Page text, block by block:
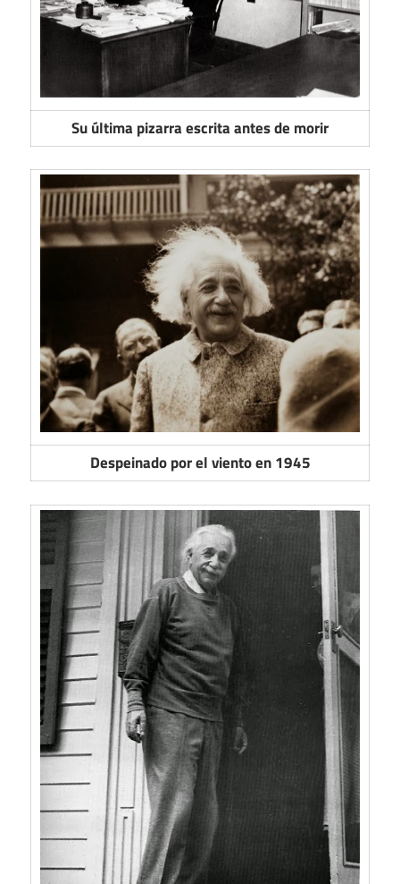
Su última pizarra escrita antes de morir
Despeinado por el viento en 1945